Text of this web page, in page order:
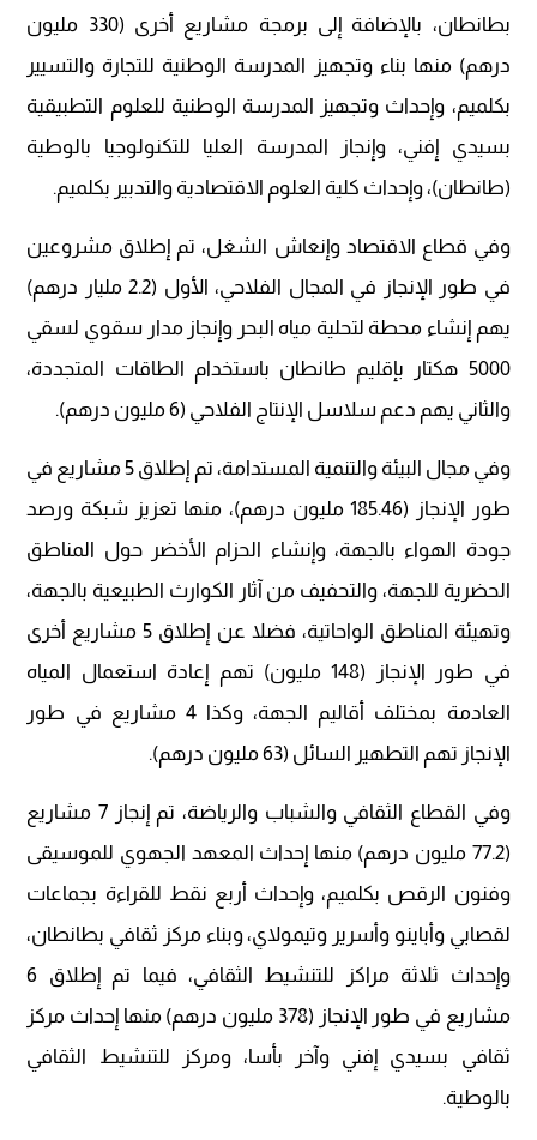
بطانطان، بالإضافة إلى برمجة مشاريع أخرى (330 مليون
درهم) منها بناء وتجهيز المدرسة الوطنية للتجارة والتسيير
بكلميم، وإحداث وتجهيز المدرسة الوطنية للعلوم التطبيقية
بسيدي إفني، وإنجاز المدرسة العليا للتكنولوجيا بالوطية
(طانطان)، وإحداث كلية العلوم الاقتصادية والتدبير بكلميم.
وفي قطاع الاقتصاد وإنعاش الشغل، تم إطلاق مشروعين
في طور الإنجاز في المجال الفلاحي، الأول (2.2 مليار درهم)
يهم إنشاء محطة لتحلية مياه البحر وإنجاز مدار سقوي لسقي
5000 هكتار بإقليم طانطان باستخدام الطاقات المتجددة،
والثاني يهم دعم سلاسل الإنتاج الفلاحي (6 مليون درهم).
وفي مجال البيئة والتنمية المستدامة، تم إطلاق 5 مشاريع في
طور الإنجاز (185.46 مليون درهم)، منها تعزيز شبكة ورصد
جودة الهواء بالجهة، وإنشاء الحزام الأخضر حول المناطق
الحضرية للجهة، والتحفيف من آثار الكوارث الطبيعية بالجهة،
وتهيئة المناطق الواحاتية، فضلا عن إطلاق 5 مشاريع أخرى
في طور الإنجاز (148 مليون) تهم إعادة استعمال المياه
العادمة بمختلف أقاليم الجهة، وكذا 4 مشاريع في طور
الإنجاز تهم التطهير السائل (63 مليون درهم).
وفي القطاع الثقافي والشباب والرياضة، تم إنجاز 7 مشاريع
(77.2 مليون درهم) منها إحداث المعهد الجهوي للموسيقى
وفنون الرقص بكلميم، وإحداث أربع نقط للقراءة بجماعات
لقصابي وأباينو وأسرير وتيمولاي، وبناء مركز ثقافي بطانطان،
وإحداث ثلاثة مراكز للتنشيط الثقافي، فيما تم إطلاق 6
مشاريع في طور الإنجاز (378 مليون درهم) منها إحداث مركز
ثقافي بسيدي إفني وآخر بأسا، ومركز للتنشيط الثقافي
بالوطية.